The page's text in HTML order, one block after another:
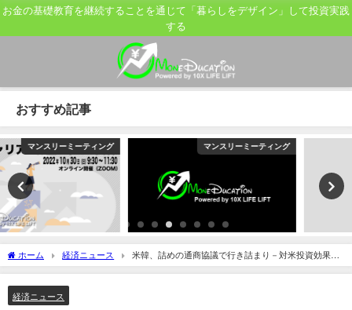
お金の基礎教育を継続することを通じて「暮らしをデザイン」して投資実践
する
おすすめ記事
マンスリーミーティング マンスリーミーティング
ホーム 経済ニュース
米韓、詰めの通商協議で行き詰まり－対米投資効果に
疑問の声も
経済ニュース